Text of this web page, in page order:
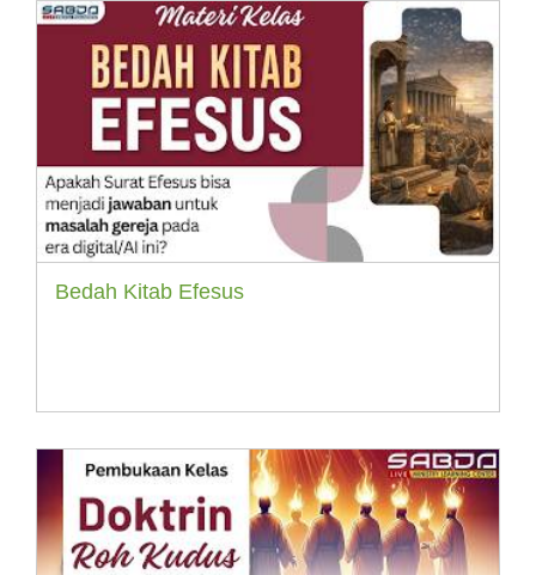
Bedah Kitab Efesus